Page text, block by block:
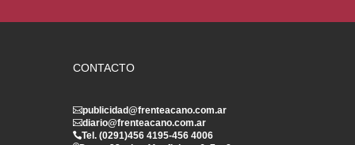
CONTACTO
publicidad@frenteacano.com.ar
diario@frenteacano.com.ar
Tel. (0291)456 4195-456 4006